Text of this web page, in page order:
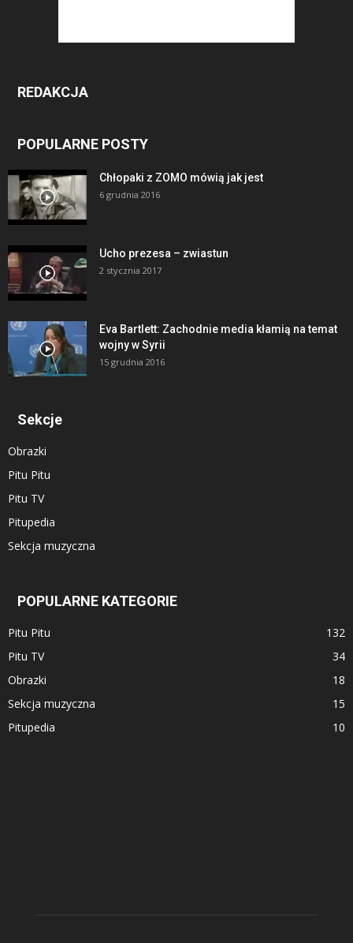
REDAKCJA
POPULARNE POSTY
Chłopaki z ZOMO mówią jak jest
6 grudnia 2016
Ucho prezesa – zwiastun
2 stycznia 2017
Eva Bartlett: Zachodnie media kłamią na temat
wojny w Syrii
15 grudnia 2016
Sekcje
Obrazki
Pitu Pitu
Pitu TV
Pitupedia
Sekcja muzyczna
POPULARNE KATEGORIE
Pitu Pitu
132
Pitu TV
34
Obrazki
18
Sekcja muzyczna
15
Pitupedia
10